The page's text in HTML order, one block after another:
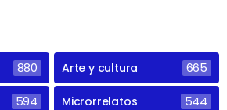
880 Arte y cultura 665
594 Microrrelatos 544